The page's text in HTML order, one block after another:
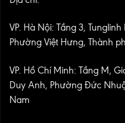
VP. Hà Nội: Tầng 3,
Phường Việt Hưng, Thành
VP. Hồ Chí Minh: Tầng M,
Duy Anh, Phường Đức
Nam